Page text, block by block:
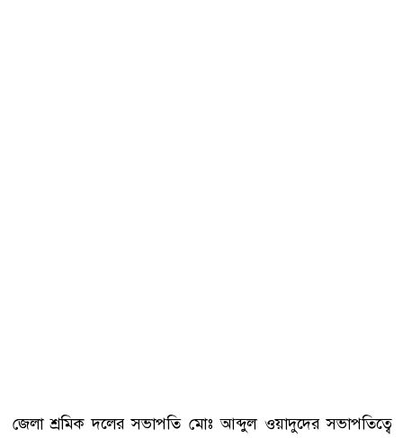
জেলা শ্রমিক দলের সভাপতি মোঃ আব্দুল ওয়াদুদের সভাপতিত্বে